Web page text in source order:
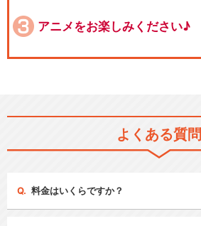
アニメをお楽しみください♪
よくある質問
料金はいくらですか？